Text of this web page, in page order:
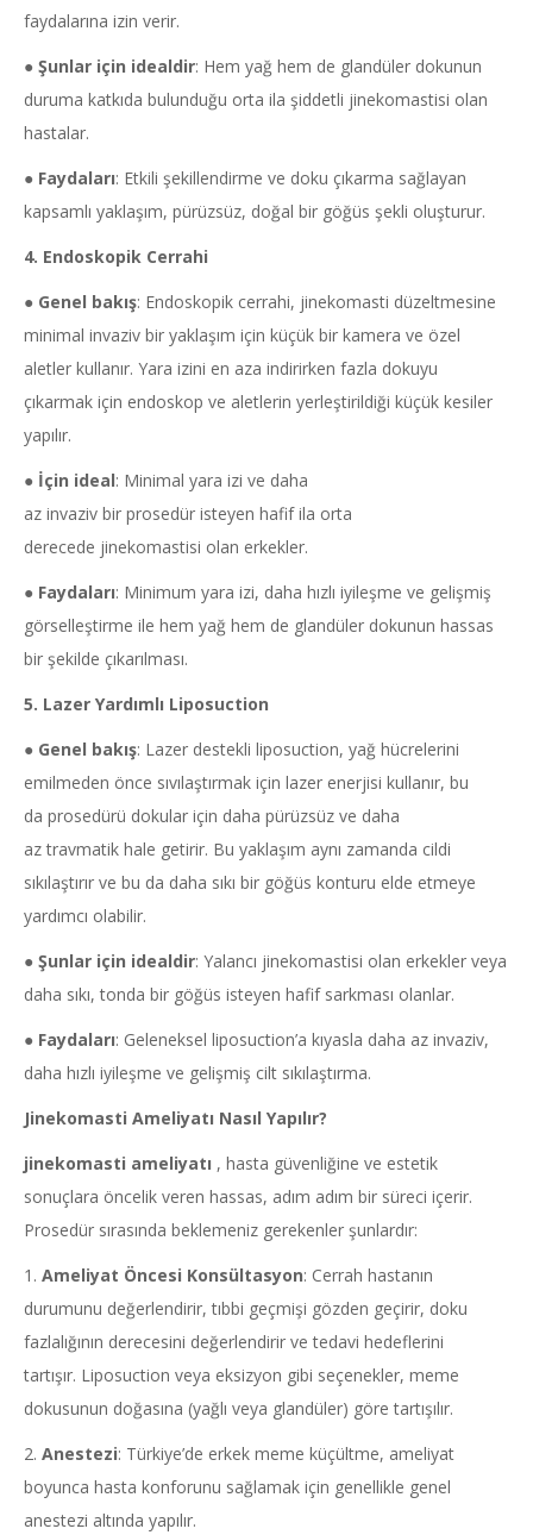
faydalarına izin verir.
● Şunlar için idealdir: Hem yağ hem de glandüler dokunun
duruma katkıda bulunduğu orta ila şiddetli jinekomastisi olan
hastalar.
● Faydaları: Etkili şekillendirme ve doku çıkarma sağlayan
kapsamlı yaklaşım, pürüzsüz, doğal bir göğüs şekli oluşturur.
4. Endoskopik Cerrahi
● Genel bakış: Endoskopik cerrahi, jinekomasti düzeltmesine
minimal invaziv bir yaklaşım için küçük bir kamera ve özel
aletler kullanır. Yara izini en aza indirirken fazla dokuyu
çıkarmak için endoskop ve aletlerin yerleştirildiği küçük kesiler
yapılır.
● İçin ideal: Minimal yara izi ve daha
az invaziv bir prosedür isteyen hafif ila orta
derecede jinekomastisi olan erkekler.
● Faydaları: Minimum yara izi, daha hızlı iyileşme ve gelişmiş
görselleştirme ile hem yağ hem de glandüler dokunun hassas
bir şekilde çıkarılması.
5. Lazer Yardımlı Liposuction
● Genel bakış: Lazer destekli liposuction, yağ hücrelerini
emilmeden önce sıvılaştırmak için lazer enerjisi kullanır, bu
da prosedürü dokular için daha pürüzsüz ve daha
az travmatik hale getirir. Bu yaklaşım aynı zamanda cildi
sıkılaştırır ve bu da daha sıkı bir göğüs konturu elde etmeye
yardımcı olabilir.
● Şunlar için idealdir: Yalancı jinekomastisi olan erkekler veya
daha sıkı, tonda bir göğüs isteyen hafif sarkması olanlar.
● Faydaları: Geleneksel liposuction’a kıyasla daha az invaziv,
daha hızlı iyileşme ve gelişmiş cilt sıkılaştırma.
Jinekomasti Ameliyatı Nasıl Yapılır?
jinekomasti ameliyatı , hasta güvenliğine ve estetik
sonuçlara öncelik veren hassas, adım adım bir süreci içerir.
Prosedür sırasında beklemeniz gerekenler şunlardır:
1. Ameliyat Öncesi Konsültasyon: Cerrah hastanın
durumunu değerlendirir, tıbbi geçmişi gözden geçirir, doku
fazlalığının derecesini değerlendirir ve tedavi hedeflerini
tartışır. Liposuction veya eksizyon gibi seçenekler, meme
dokusunun doğasına (yağlı veya glandüler) göre tartışılır.
2. Anestezi: Türkiye’de erkek meme küçültme, ameliyat
boyunca hasta konforunu sağlamak için genellikle genel
anestezi altında yapılır.